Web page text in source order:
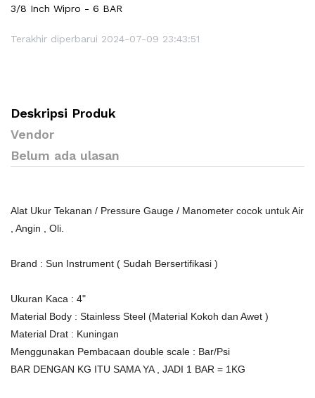
3/8 Inch Wipro - 6 BAR
Terakhir diperbarui 2024-07-09 23:43:51
Deskripsi Produk
Vendor
Belum ada ulasan
Alat Ukur Tekanan / Pressure Gauge / Manometer cocok untuk Air
, Angin , Oli.
Brand : Sun Instrument ( Sudah Bersertifikasi )
Ukuran Kaca : 4"
Material Body : Stainless Steel (Material Kokoh dan Awet )
Material Drat : Kuningan
Menggunakan Pembacaan double scale : Bar/Psi
BAR DENGAN KG ITU SAMA YA , JADI 1 BAR = 1KG